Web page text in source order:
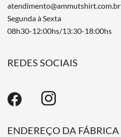
atendimento@ammutshirt.com.br
Segunda à Sexta
08h30-12:00hs/13:30-18:00hs
REDES SOCIAIS
ENDEREÇO DA FÁBRICA